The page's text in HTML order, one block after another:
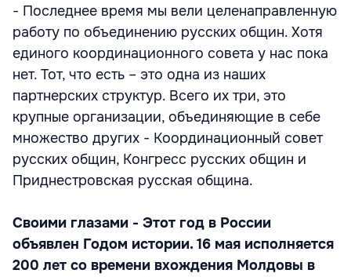
- Последнее время мы вели целенаправленную
работу по объединению русских общин. Хотя
единого координационного совета у нас пока
нет. Тот, что есть – это одна из наших
партнерских структур. Всего их три, это
крупные организации, объединяющие в себе
множество других - Координационный совет
русских общин, Конгресс русских общин и
Приднестровская русская община.
Своими глазами - Этот год в России
объявлен Годом истории. 16 мая исполняется
200 лет со времени вхождения Молдовы в